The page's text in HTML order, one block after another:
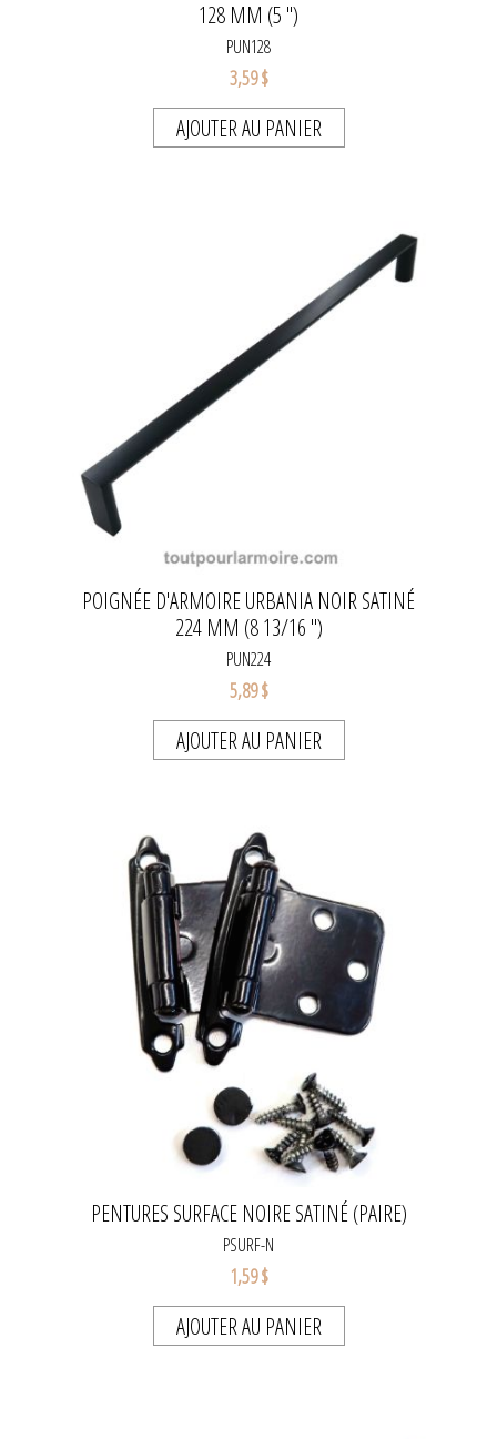
128 MM (5 ")
PUN128
3,59 $
AJOUTER AU PANIER
POIGNÉE D'ARMOIRE URBANIA NOIR SATINÉ
224 MM (8 13/16 '')
PUN224
5,89 $
AJOUTER AU PANIER
PENTURES SURFACE NOIRE SATINÉ (PAIRE)
PSURF-N
1,59 $
AJOUTER AU PANIER